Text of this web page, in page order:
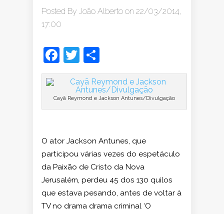
Posted By João Alberto on 22/03/2014,
17:00
Facebook
Twitter
Cayã Reymond e Jackson Antunes/Divulgação
O ator Jackson Antunes, que
participou várias vezes do espetáculo
da Paixão de Cristo da Nova
Jerusalém, perdeu 45 dos 130 quilos
que estava pesando, antes de voltar à
TV no drama drama criminal ‘O